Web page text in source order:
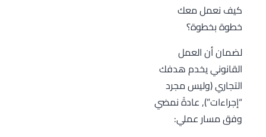
كيف نعمل معك
خطوة بخطوة؟
لضمان أن العمل
القانوني يخدم هدفك
التجاري (وليس مجرد
“إجراءات”), عادةً نمضي
وفق مسار عملي: